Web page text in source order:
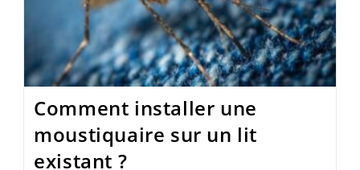
Comment installer une
moustiquaire sur un lit
existant ?